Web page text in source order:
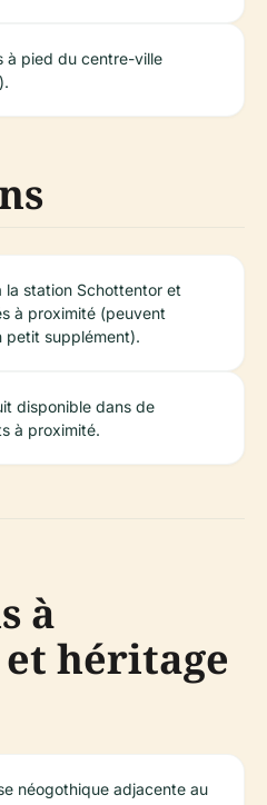
à pied du centre-ville
la station Schottentor et
à proximité (peuvent
petit supplément).
disponible dans de
à proximité.
à
héritage
néogothique adjacente au